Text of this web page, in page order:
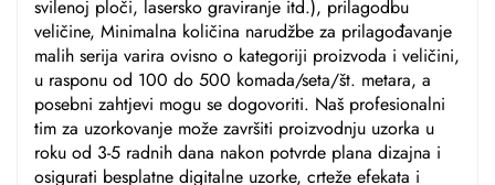
svilenoj ploči, lasersko graviranje itd.), prilagodbu
veličine, Minimalna količina narudžbe za prilagođavanje
malih serija varira ovisno o kategoriji proizvoda i veličini,
u rasponu od 100 do 500 komada/seta/št. metara, a
posebni zahtjevi mogu se dogovoriti. Naš profesionalni
tim za uzorkovanje može završiti proizvodnju uzorka u
roku od 3-5 radnih dana nakon potvrde plana dizajna i
osigurati besplatne digitalne uzorke, crteže efekata i